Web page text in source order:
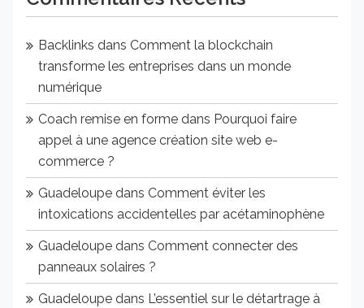
Backlinks dans Comment la blockchain
transforme les entreprises dans un monde
numérique
Coach remise en forme dans Pourquoi faire
appel à une agence création site web e-
commerce ?
Guadeloupe dans Comment éviter les
intoxications accidentelles par acétaminophène
Guadeloupe dans Comment connecter des
panneaux solaires ?
Guadeloupe dans L’essentiel sur le détartrage à